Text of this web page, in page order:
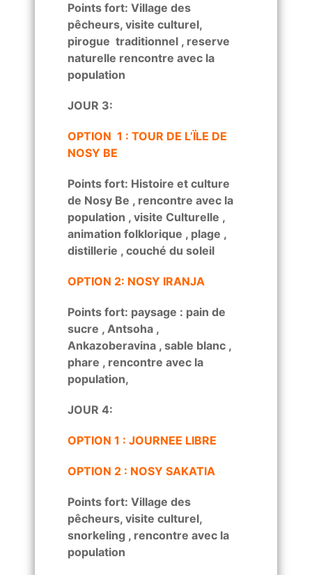
Points fort: Village des
pêcheurs, visite culturel,
pirogue traditionnel , reserve
naturelle rencontre avec la
population
JOUR 3:
OPTION 1 : TOUR DE L’ÏLE DE
NOSY BE
Points fort: Histoire et culture
de Nosy Be , rencontre avec la
population , visite Culturelle ,
animation folklorique , plage ,
distillerie , couché du soleil
OPTION 2: NOSY IRANJA
Points fort: paysage : pain de
sucre , Antsoha ,
Ankazoberavina , sable blanc ,
phare , rencontre avec la
population,
JOUR 4:
OPTION 1 : JOURNEE LIBRE
OPTION 2 : NOSY SAKATIA
Points fort: Village des
pêcheurs, visite culturel,
snorkeling , rencontre avec la
population